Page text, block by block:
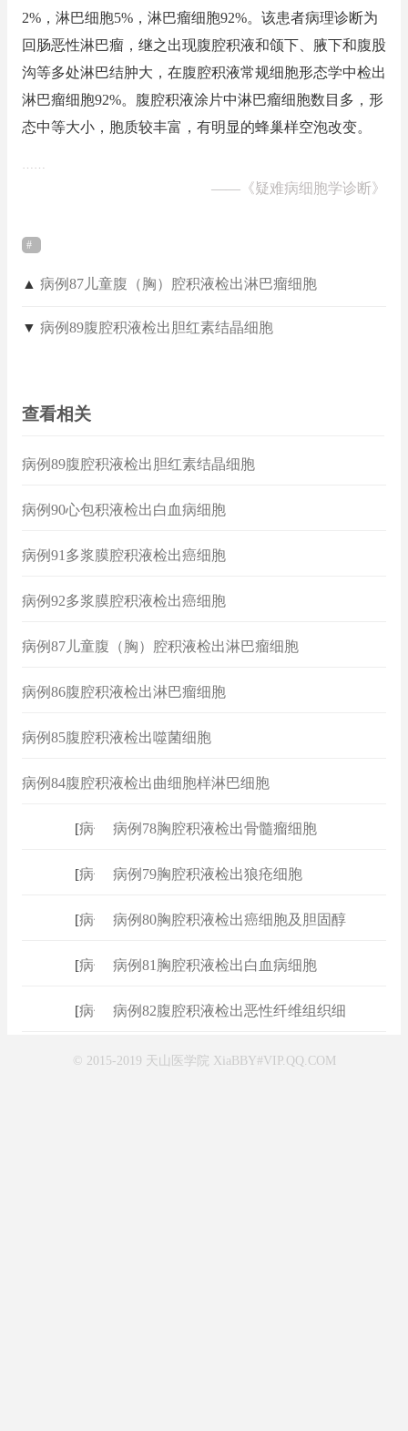
2%，淋巴细胞5%，淋巴瘤细胞92%。该患者病理诊断为
回肠恶性淋巴瘤，继之出现腹腔积液和颌下、腋下和腹股
沟等多处淋巴结肿大，在腹腔积液常规细胞形态学中检出
淋巴瘤细胞92%。腹腔积液涂片中淋巴瘤细胞数目多，形
态中等大小，胞质较丰富，有明显的蜂巢样空泡改变。
……
—— 《疑难病细胞学诊断》
▲ 病例87儿童腹（胸）腔积液检出淋巴瘤细胞
▼ 病例89腹腔积液检出胆红素结晶细胞
查看相关
病例89腹腔积液检出胆红素结晶细胞
病例90心包积液检出白血病细胞
病例91多浆膜腔积液检出癌细胞
病例92多浆膜腔积液检出癌细胞
病例87儿童腹（胸）腔积液检出淋巴瘤细胞
病例86腹腔积液检出淋巴瘤细胞
病例85腹腔积液检出噬菌细胞
病例84腹腔积液检出曲细胞样淋巴细胞
病例 病例78胸腔积液检出骨髓瘤细胞
病例 病例79胸腔积液检出狼疮细胞
病例 病例80胸腔积液检出癌细胞及胆固醇
病例 病例81胸腔积液检出白血病细胞
病例 病例82腹腔积液检出恶性纤维组织细
© 2015-2019 天山医学院 XiaBBY#VIP.QQ.COM